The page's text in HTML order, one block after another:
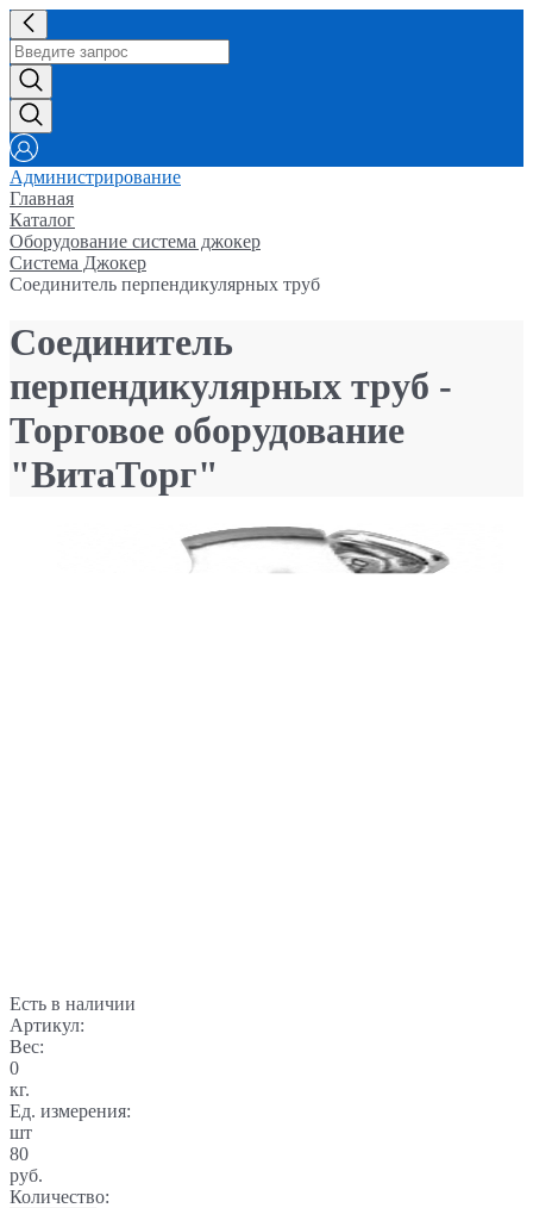
Администрирование
Главная
Каталог
Оборудование система джокер
Система Джокер
Соединитель перпендикулярных труб
Соединитель
перпендикулярных труб -
Торговое оборудование
"ВитаТорг"
Есть в наличии
Артикул:
Вес:
0
кг.
Ед. измерения:
шт
80
руб.
Количество: